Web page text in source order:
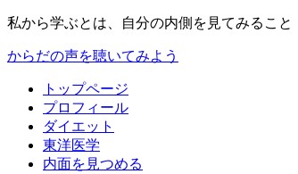
私から学ぶとは、自分の内側を見てみること
からだの声を聴いてみよう
トップページ
プロフィール
ダイエット
東洋医学
内面を見つめる